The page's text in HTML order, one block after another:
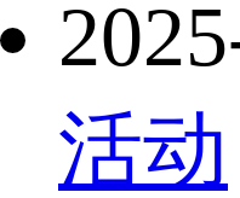
活动